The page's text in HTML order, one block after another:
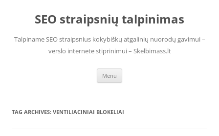
contentSEO straipsnių talpinimas
Talpiname SEO straipsnius kokybiškų atgalinių nuorodų gavimui –
verslo internete stiprinimui – Skelbimass.lt
Menu
TAG ARCHIVES: VENTILIACINIAI BLOKELIAI